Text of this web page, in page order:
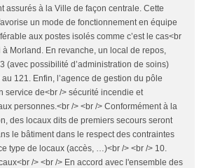
assurés à la Ville de façon centrale. Cette
un mode de fonctionnement en équipe
aux postes isolés comme c’est le cas<br
à Morland. En revanche, un local de repos,
(avec possibilité d’administration de soins)
121. Enfin, l’agence de gestion du pôle
service de<br /> sécurité incendie et
personnes.<br /> <br /> Conformément à la
des locaux dits de premiers secours seront
le bâtiment dans le respect des contraintes
type de locaux (accès, …)<br /> <br /> 10.
/> <br /> En accord avec l'ensemble des